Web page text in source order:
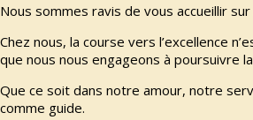
Nous sommes ravis de vous accueillir
Chez nous, la course vers l’excellence
que nous nous engageons à poursuivre
Que ce soit dans notre amour, notre
comme guide.